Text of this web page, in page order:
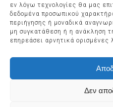
εν λόγω τεχνολογίες θα μας
δεδομένα προσωπικού
περιήγησης ή μοναδικά
μη συγκατάθεση ή η ανάκληση
επηρεάσει αρνητικά ορισμένες
Δεν